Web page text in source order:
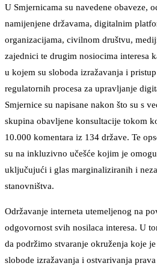
U Smjernicama su navedene obaveze,
namijenjene državama, digitalnim
organizacijama, civilnom društvu,
zajednici te drugim nosiocima interesa
u kojem su sloboda izražavanja i
regulatornih procesa za upravljanje
Smjernice su napisane nakon što su s
skupina obavljene konsultacije tokom
10.000 komentara iz 134 države. Te
su na inkluzivno učešće kojim je
uključujući i glas marginaliziranih i
stanovništva.
Održavanje interneta utemeljenog na
odgovornost svih nosilaca interesa. U
da podržimo stvaranje okruženja koje
slobode izražavanja i ostvarivanja